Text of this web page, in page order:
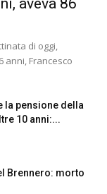
di oggi,
anni, Francesco
la pensione della
10 anni:...
Brennero: morto